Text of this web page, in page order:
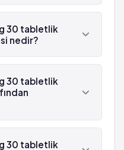
mg 30 tabletlik
30 tabletlik
nedir?
tabletlik ambalaj'in
30 tabletlik
tabletlik ambalaj ,
30 tabletlik